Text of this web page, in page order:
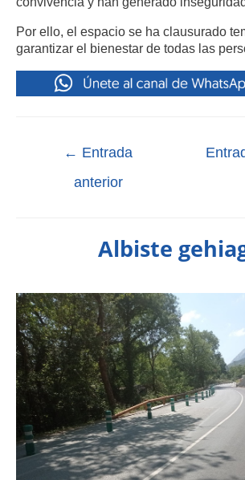
Por ello, el espacio se ha clausurado
garantizar el bienestar de todas las
← Entrada
anterior
Albiste